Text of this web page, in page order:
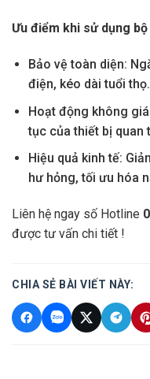
Ưu điểm khi sử dụng
Bảo vệ toàn diện:
điện, kéo dài tuổi thọ.
Hoạt động không
tục của thiết bị quan
Hiệu quả kinh tế:
hư hỏng, tối ưu hóa
Liên hệ ngay số Hotline
được tư vấn chi tiết !
CHIA SẺ BÀI VIẾT NÀY: